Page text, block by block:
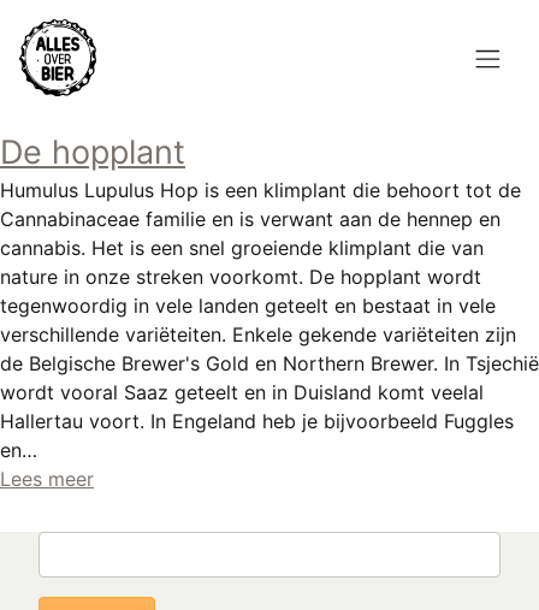
Overslaan
en
naar
gaan
Topmenu
Hoofdnavigatie
BROUWEN
BLOG
AANBOD
AGENDA
CONTACT
De hopplant
Humulus Lupulus Hop is een klimplant die behoort tot de
Cannabinaceae familie en is verwant aan de hennep en
cannabis. Het is een snel groeiende klimplant die van
nature in onze streken voorkomt. De hopplant wordt
tegenwoordig in vele landen geteelt en bestaat in vele
verschillende variëteiten. Enkele gekende variëteiten zijn
de Belgische Brewer's Gold en Northern Brewer. In Tsjechië
wordt vooral Saaz geteelt en in Duisland komt veelal
Hallertau voort. In Engeland heb je bijvoorbeeld Fuggles
en…
Lees meer